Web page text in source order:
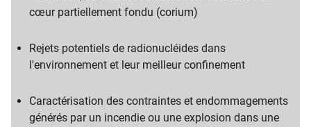
cœur partiellement fondu (corium)
Rejets potentiels de radionucléides dans
l'environnement et leur meilleur confinement
Caractérisation des contraintes et endommagements
générés par un incendie ou une explosion dans une